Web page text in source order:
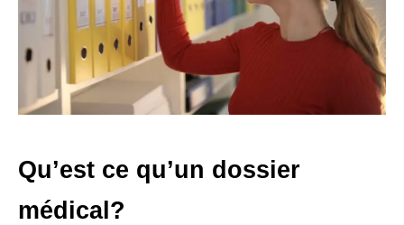
Qu’est ce qu’un dossier
médical?